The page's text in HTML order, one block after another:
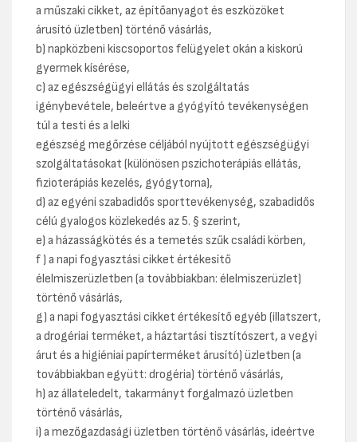
a műszaki cikket, az építőanyagot és eszközöket
árusító üzletben) történő vásárlás,
b) napközbeni kiscsoportos felügyelet okán a kiskorú
gyermek kísérése,
c) az egészségügyi ellátás és szolgáltatás
igénybevétele, beleértve a gyógyító tevékenységen
túl a testi és a lelki
egészség megőrzése céljából nyújtott egészségügyi
szolgáltatásokat (különösen pszichoterápiás ellátás,
fizioterápiás kezelés, gyógytorna),
d) az egyéni szabadidős sporttevékenység, szabadidős
célú gyalogos közlekedés az 5. § szerint,
e) a házasságkötés és a temetés szűk családi körben,
f ) a napi fogyasztási cikket értékesítő
élelmiszerüzletben (a továbbiakban: élelmiszerüzlet)
történő vásárlás,
g) a napi fogyasztási cikket értékesítő egyéb (illatszert,
a drogériai terméket, a háztartási tisztítószert, a vegyi
árut és a higiéniai papírterméket árusító) üzletben (a
továbbiakban együtt: drogéria) történő vásárlás,
h) az állateledelt, takarmányt forgalmazó üzletben
történő vásárlás,
i) a mezőgazdasági üzletben történő vásárlás, ideértve